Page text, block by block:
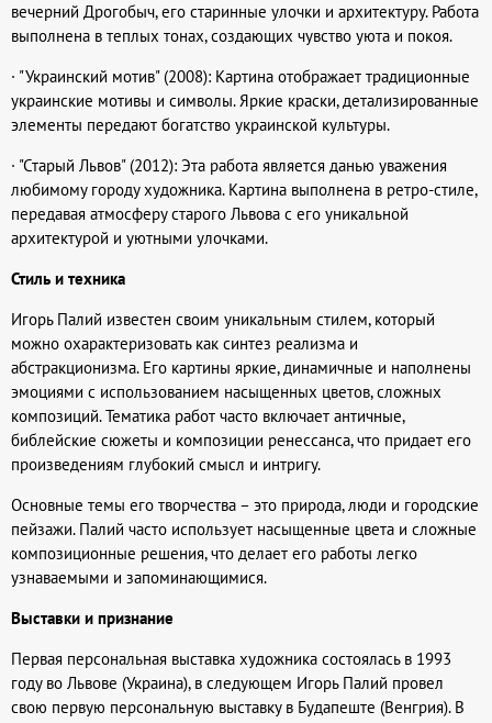
вечерний Дрогобыч, его старинные улочки и архитектуру. Работа
выполнена в теплых тонах, создающих чувство уюта и покоя.
· "Украинский мотив" (2008): Картина отображает традиционные
украинские мотивы и символы. Яркие краски, детализированные
элементы передают богатство украинской культуры.
· "Старый Львов" (2012): Эта работа является данью уважения
любимому городу художника. Картина выполнена в ретро-стиле,
передавая атмосферу старого Львова с его уникальной
архитектурой и уютными улочками.
Стиль и техника
Игорь Палий известен своим уникальным стилем, который
можно охарактеризовать как синтез реализма и
абстракционизма. Его картины яркие, динамичные и наполнены
эмоциями с использованием насыщенных цветов, сложных
композиций. Тематика работ часто включает античные,
библейские сюжеты и композиции ренессанса, что придает его
произведениям глубокий смысл и интригу.
Основные темы его творчества – это природа, люди и городские
пейзажи. Палий часто использует насыщенные цвета и сложные
композиционные решения, что делает его работы легко
узнаваемыми и запоминающимися.
Выставки и признание
Первая персональная выставка художника состоялась в 1993
году во Львове (Украина), в следующем Игорь Палий провел
свою первую персональную выставку в Будапеште (Венгрия). В